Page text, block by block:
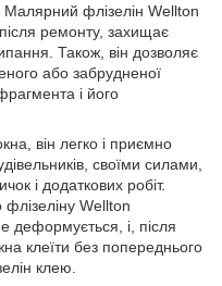
Малярний флізелін Wellton
ремонту, захищає
Також, він дозволяє
або забрудненої
і його
він легко і приємно
своїми силами,
і додаткових робіт.
Wellton
деформується, і, після
клеїти без попереднього
клею.